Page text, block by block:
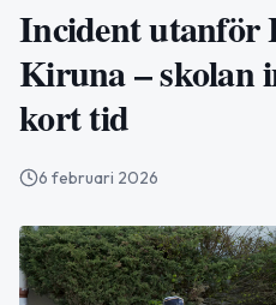
Incident utanför
Kiruna – skolan
kort tid
6 februari 2026